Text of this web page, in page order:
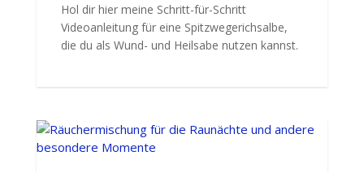
Hol dir hier meine Schritt-für-Schritt
Videoanleitung für eine Spitzwegerichsalbe,
die du als Wund- und Heilsabe nutzen kannst.